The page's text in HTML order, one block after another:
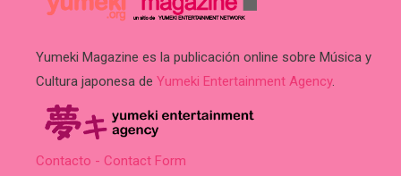
Yumeki Magazine es la publicación online sobre Música y
Cultura japonesa de Yumeki Entertainment Agency.
Contacto - Contact Form